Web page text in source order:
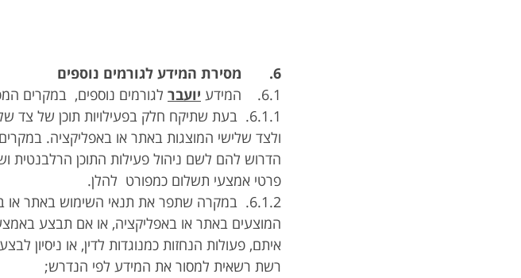
6. מסירת המידע לגורמים נוספים
6.1. המידע
יועבר לגורמים נוספים, במקרים
6.1.1. בעת שתיקח חלק בפעילויות תוכן של צד
ולצד שלישי המוצגות באתר או באפליקציה.
הדרוש להם לשם ניהול פעילות התוכן הרלבנטית
פרטי אמצעי תשלום כמפורט להלן.
6.1.2. במקרה שתפר את תנאי השימוש באתר או
המוצעים באתר או באפליקציה, או אם תבצע
איתם, פעולות הנחזות כמנוגדות לדין, או ניסיון
רשת רשאית למסור את המידע לפי הנדרש;